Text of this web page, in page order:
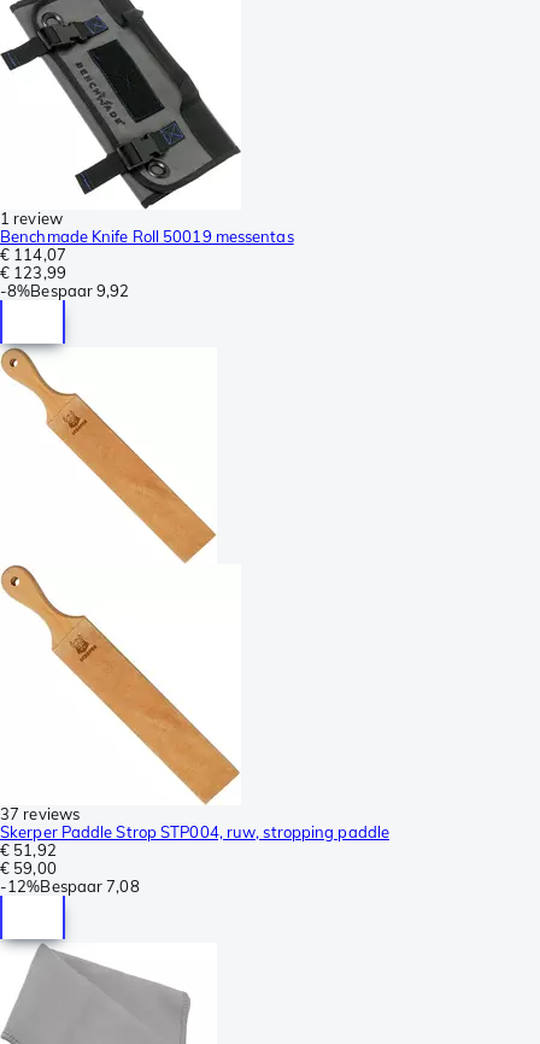
1 review
Benchmade Knife Roll 50019 messentas
€ 114,07
€ 123,99
-8%Bespaar9,92
37 reviews
Skerper Paddle Strop STP004, ruw, stropping paddle
€ 51,92
€ 59,00
-12%Bespaar 7,08